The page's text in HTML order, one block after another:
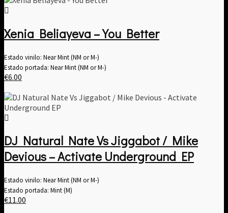
Xenia Beliayeva – You Better
Estado vinilo: Near Mint (NM or M-)
Estado portada: Near Mint (NM or M-)
€6.00
DJ Natural Nate Vs Jiggabot / Mike
Devious – Activate Underground EP
Estado vinilo: Near Mint (NM or M-)
Estado portada: Mint (M)
€11.00